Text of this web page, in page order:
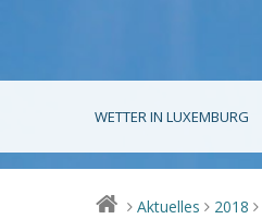
WETTER IN LUXEMBURG
> Aktuelles > 2018 >